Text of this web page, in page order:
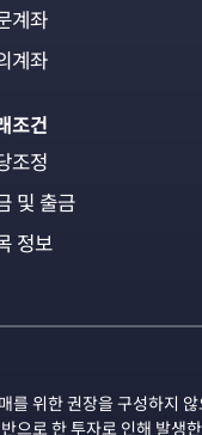
계좌
계좌
조건
조정
및 출금
정보
위한 권장을 구성하지
으로 한 투자로 인해 발생